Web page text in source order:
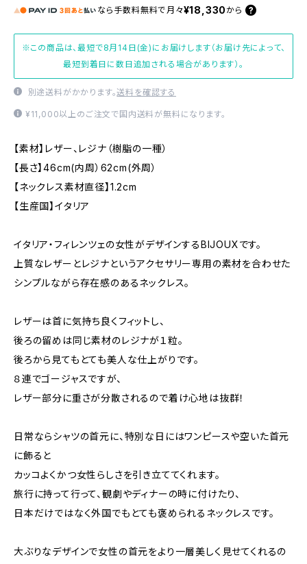
なら 手数料無料で 月々¥18,330 から
※この商品は、最短で8月14日(金)にお届けします（お届け先によって、
最短到着日に数日追加される場合があります）。
別途送料がかかります。送料を確認する
¥11,000以上のご注文で国内送料が無料になります。
【素材】レザー、レジナ（樹脂の一種）
【長さ】46cm(内周）62cm(外周）
【ネックレス素材直径】1.2cm
【生産国】イタリア
イタリア・フィレンツェの女性がデザインするBIJOUXです。
上質なレザーとレジナというアクセサリー専用の素材を合わせた
シンプルながら存在感のあるネックレス。
レザーは首に気持ち良くフィットし、
後ろの留めは同じ素材のレジナが１粒。
後ろから見てもとても美人な仕上がりです。
８連でゴージャスですが、
レザー部分に重さが分散されるので着け心地は抜群！
日常ならシャツの首元に、特別な日にはワンピースや空いた首元
に飾ると
カッコよくかつ女性らしさを引き立ててくれます。
旅行に持って行って、観劇やディナーの時に付けたり、
日本だけではなく外国でもとても褒められるネックレスです。
大ぶりなデザインで女性の首元をより一層美しく見せてくれるの